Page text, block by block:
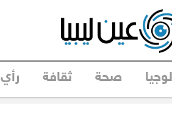
صحة ثقافة رأي